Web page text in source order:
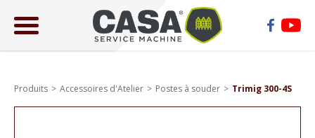
Produits Accessoires d'Atelier Postes à souder Trimig 300-4S